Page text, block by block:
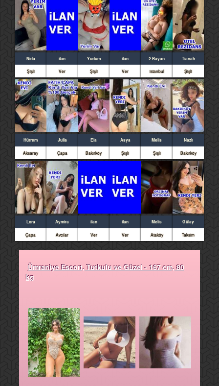
Nida
Şişli
ilan
Ver
Yudum
Şişli
ilan
Ver
2 Bayan
istanbul
Tianah
Şişli
Hürrem
Aksaray
Julia
Çapa
Ela
Bakırköy
Asya
Şişli
Melis
Şişli
Nazlı
Bakırköy
Lora
Çapa
Aymira
Avcılar
ilan
Ver
ilan
Ver
Melis
Ataköy
Gülay
Taksim
Ümraniye Escort, Tutkulu ve Güzel - 167 cm, 80
kg